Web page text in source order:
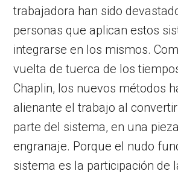
trabajadora han sido
personas que aplican estos
integrarse en los mismos.
vuelta de tuerca de los
Chaplin, los nuevos métodos
alienante el trabajo al
parte del sistema, en una
engranaje. Porque el nudo
sistema es la participación de